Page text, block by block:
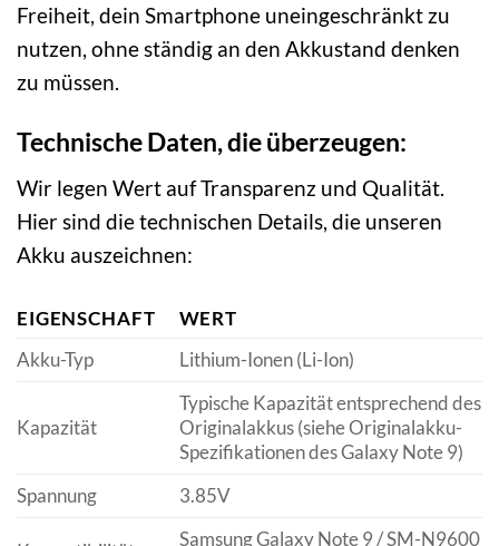
Freiheit, dein Smartphone uneingeschränkt zu
nutzen, ohne ständig an den Akkustand denken
zu müssen.
Technische Daten, die überzeugen:
Wir legen Wert auf Transparenz und Qualität.
Hier sind die technischen Details, die unseren
Akku auszeichnen:
EIGENSCHAFT
WERT
Akku-Typ
Lithium-Ionen (Li-Ion)
Kapazität
Typische Kapazität entsprechend des
Originalakkus (siehe Originalakku-
Spezifikationen des Galaxy Note 9)
Spannung
3.85V
Samsung Galaxy Note 9 / SM-N9600